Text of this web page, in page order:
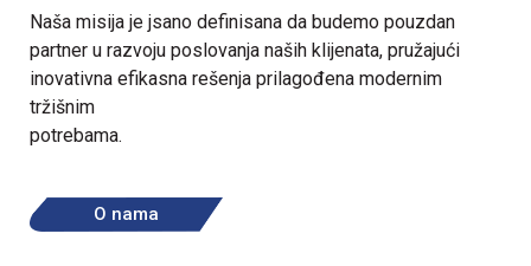
Naša misija je jsano definisana da budemo pouzdan
partner u razvoju poslovanja naših klijenata, pružajući
inovativna efikasna rešenja prilagođena modernim
tržišnim
potrebama.
O nama